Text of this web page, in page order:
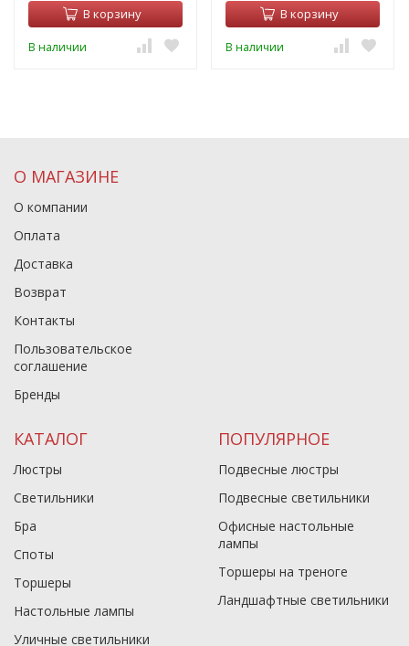
В корзину
В наличии
В корзину
В наличии
О МАГАЗИНЕ
О компании
Оплата
Доставка
Возврат
Контакты
Пользовательское
соглашение
Бренды
КАТАЛОГ
Люстры
Светильники
Бра
Споты
Торшеры
Настольные лампы
Уличные светильники
ПОПУЛЯРНОЕ
Подвесные люстры
Подвесные светильники
Офисные настольные
лампы
Торшеры на треноге
Ландшафтные светильники